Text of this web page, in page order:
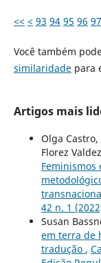
<< < 93 94 95 96 97
Você também
similaridadepara
Artigos mais
Olga
Florez
Feminismos
42 n. 1
Susan
em terra de
tradução ,